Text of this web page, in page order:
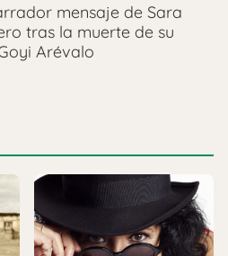
mensaje de Sara
tras la muerte de su
Arévalo